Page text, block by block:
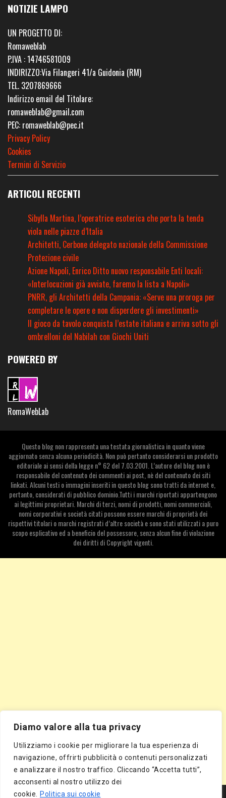
Diamo valore alla tua privacy
Utilizziamo i cookie per migliorare la tua esperienza di
navigazione, offrirti pubblicità o contenuti personalizzati
e analizzare il nostro traffico. Cliccando “Accetta tutti”,
acconsenti al nostro utilizzo dei
cookie.
Politica sui cookie
NOTIZIE LAMPO
UN PROGETTO DI:
Romaweblab
P.IVA : 14746581009
INDIRIZZO:Via Filangeri 41/a Guidonia (RM)
TEL. 3207869666
Indirizzo email del Titolare:
romaweblab@gmail.com
PEC: romaweblab@pec.it
Privacy Policy
Cookies
Termini di Servizio
ARTICOLI RECENTI
Sibylla Martina, l’operatrice esoterica che porta la tenda
viola nelle piazze d’Italia
Architetti, Cerbone delegato nazionale della Commissione
Protezione civile
Azione Napoli, Enrico Ditto nuovo responsabile Enti locali:
«Interlocuzioni già avviate, faremo la lista a Napoli»
PNRR, gli Architetti della Campania: «Serve una proroga per
completare le opere e non disperdere gli investimenti»
Il gioco da tavolo conquista l’estate italiana e arriva sotto gli
ombrelloni del Nabilah con Giochi Uniti
POWERED BY
RomaWebLab
Questo blog non rappresenta una testata giornalistica in quanto viene
aggiornato senza alcuna periodicità. Non può pertanto considerarsi un prodotto
editoriale ai sensi della legge n° 62 del 7.03.2001. L’autore del blog non è
responsabile del contenuto dei commenti ai post, nè del contenuto dei siti
linkati. Alcuni testi o immagini inseriti in questo blog sono tratti da internet e,
pertanto, considerati di pubblico dominio.Tutti i marchi riportati appartengono
ai legittimi proprietari. Marchi di terzi, nomi di prodotti, nomi commerciali,
nomi corporativi e società citati possono essere marchi di proprietà dei
rispettivi titolari o marchi registrati d’altre società e sono stati utilizzati a puro
scopo esplicativo ed a beneficio del possessore, senza alcun fine di violazione
dei diritti di Copyright vigenti.
Segnala Sito Gratis| Segnala Azienda Gratis